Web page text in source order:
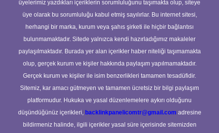
üyelerimiz yazdıkları içeriklerin sorumluluğunu taşımakta olup, siteye
üye olarak bu sorumluluğu kabul etmiş sayılırlar. Bu internet sitesi,
herhangi bir marka, kurum veya şahıs şirketi ile hiçbir bağlantısı
bulunmamaktadır. Sitede yalnızca kendi hazırladığımız makaleler
paylaşılmaktadır. Burada yer alan içerikler haber niteliği taşımamakta
olup, gerçek kurum ve kişiler hakkında paylaşım yapılmamaktadır.
Gerçek kurum ve kişiler ile isim benzerlikleri tamamen tesadüfidir.
Sitemiz, kar amacı gütmeyen ve tamamen ücretsiz bir bilgi paylaşım
platformudur. Hukuka ve yasal düzenlemelere aykırı olduğunu
düşündüğünüz içerikleri, backlinkpanelicomtr@gmail.com adresine
bildirmeniz halinde, ilgili içerikler yasal süre içerisinde sitemizden